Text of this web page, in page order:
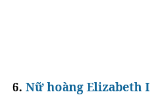
6. Nữ hoàng Elizabeth I